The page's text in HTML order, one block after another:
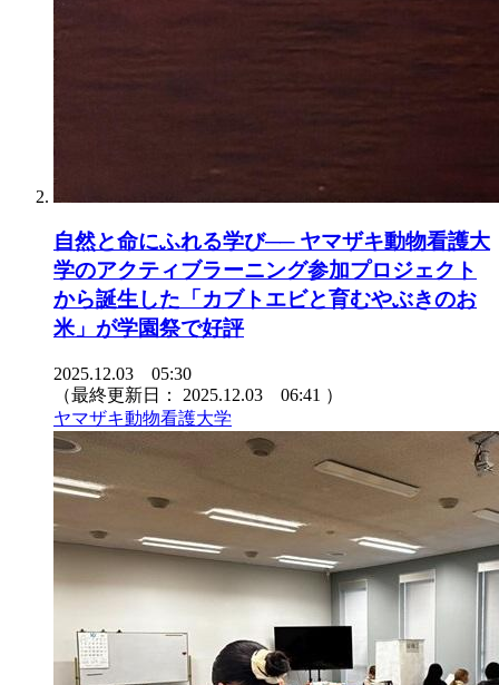
自然と命にふれる学び── ヤマザキ動物看護大
学のアクティブラーニング参加プロジェクト
から誕生した「カブトエビと育むやぶきのお
米」が学園祭で好評
2025.12.03 05:30
（最終更新日： 2025.12.03 06:41 ）
ヤマザキ動物看護大学